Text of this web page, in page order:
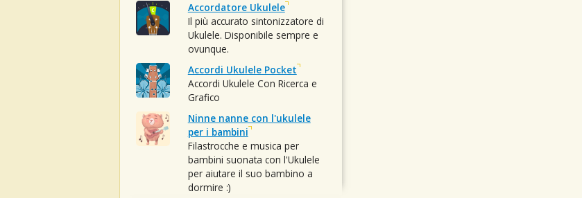
Accordatore Ukulele
Il più accurato sintonizzatore di
Ukulele. Disponibile sempre e
ovunque.
Accordi Ukulele Pocket
Accordi Ukulele Con Ricerca e
Grafico
Ninne nanne con l'ukulele
per i bambini
Filastrocche e musica per
bambini suonata con l'Ukulele
per aiutare il suo bambino a
dormire :)